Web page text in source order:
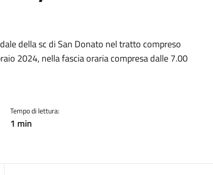
della sc di San Donato nel tratto compreso
2024, nella fascia oraria compresa dalle 7.00
Tempo di lettura:
1 min